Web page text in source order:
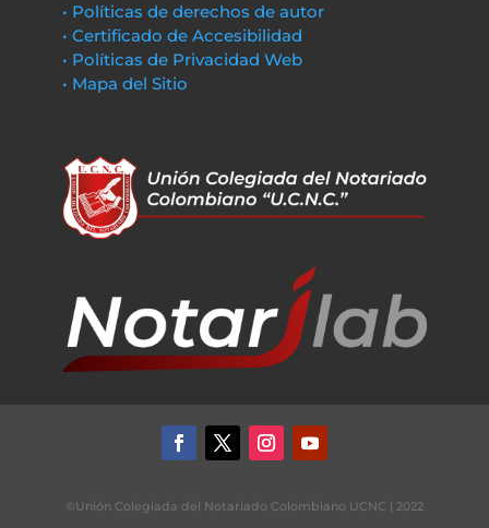
• Políticas de derechos de autor
• Certificado de Accesibilidad
• Políticas de Privacidad Web
• Mapa del Sitio
©Unión Colegiada del Notariado Colombiano UCNC | 2022